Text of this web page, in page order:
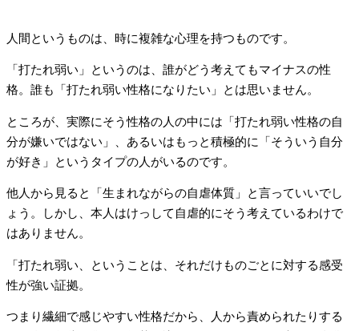
人間というものは、時に複雑な心理を持つものです。
「打たれ弱い」というのは、誰がどう考えてもマイナスの性
格。誰も「打たれ弱い性格になりたい」とは思いません。
ところが、実際にそう性格の人の中には「打たれ弱い性格の自
分が嫌いではない」、あるいはもっと積極的に「そういう自分
が好き」というタイプの人がいるのです。
他人から見ると「生まれながらの自虐体質」と言っていいでし
ょう。しかし、本人はけっして自虐的にそう考えているわけで
はありません。
「打たれ弱い、ということは、それだけものごとに対する感受
性が強い証拠。
つまり繊細で感じやすい性格だから、人から責められたりする